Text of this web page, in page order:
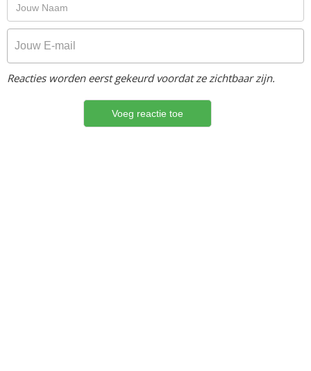
Reacties worden eerst gekeurd voordat ze zichtbaar zijn.